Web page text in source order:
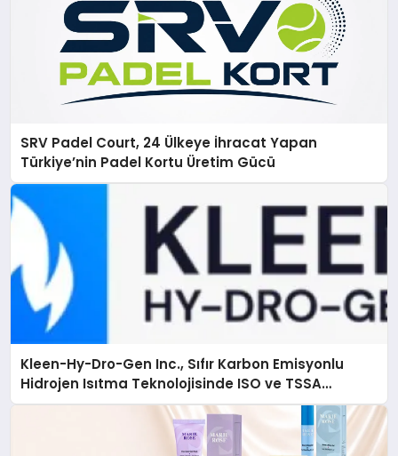
SRV Padel Court, 24 Ülkeye İhracat Yapan
Türkiye’nin Padel Kortu Üretim Gücü
Kleen-Hy-Dro-Gen Inc., Sıfır Karbon Emisyonlu
Hidrojen Isıtma Teknolojisinde ISO ve TSSA
Düzenleyici Onaylarını Aldı